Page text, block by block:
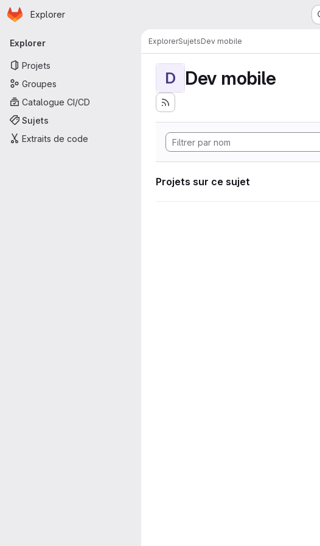
Passer au contenu principal
Page d'accueil
Explorer
Navigation principale
Explorer
Projets
Groupes
Catalogue CI/CD
Sujets
Extraits de code
ExplorerSujetsDev mobile
D Dev mobile
Projets sur ce sujet